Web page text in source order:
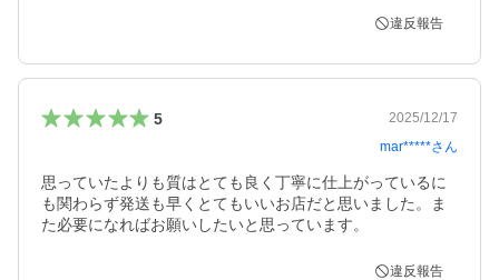
違反報告
5
2025/12/17
mar*****さん
思っていたよりも質はとても良く丁寧に仕上がっているに
も関わらず発送も早くとてもいいお店だと思いました。ま
た必要になればお願いしたいと思っています。
違反報告